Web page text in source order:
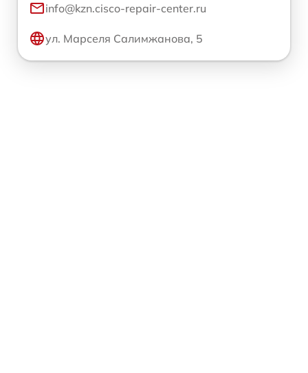
info@kzn.cisco-repair-center.ru
ул. Марселя Салимжанова, 5